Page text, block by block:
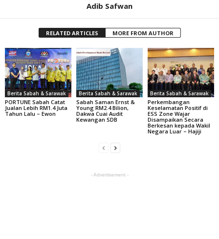
Adib Safwan
RELATED ARTICLES MORE FROM AUTHOR
Berita Sabah & Sarawak
PORTUNE Sabah Catat
Jualan Lebih RM1.4 Juta
Tahun Lalu – Ewon
Berita Sabah & Sarawak
Sabah Saman Ernst &
Young RM2.4 Bilion,
Dakwa Cuai Audit
Kewangan SDB
Berita Sabah & Sarawak
Perkembangan
Keselamatan Positif di
ESS Zone Wajar
Disampaikan Secara
Berkesan kepada Wakil
Negara Luar – Hajiji
- Advertisement -